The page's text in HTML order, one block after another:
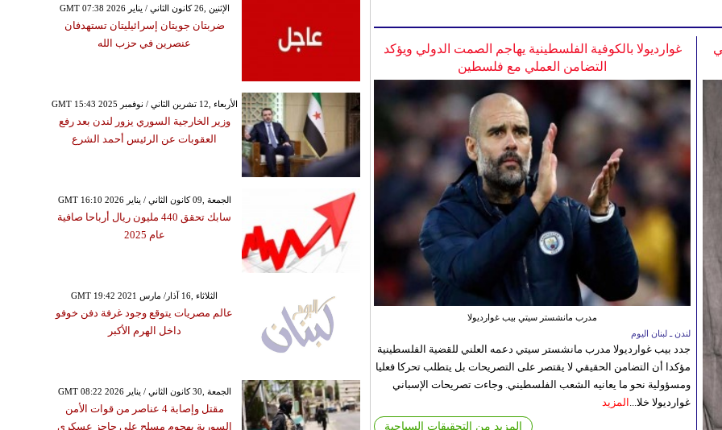
غوارديولا بالكوفية الفلسطينية يهاجم الصمت الدولي ويؤكد
التضامن العملي مع فلسطين
مدرب مانشستر سيتي بيب غوارديولا
لندن ـ لبنان اليوم
جدد بيب غوارديولا مدرب مانشستر سيتي دعمه العلني للقضية الفلسطينية
مؤكدا أن التضامن الحقيقي لا يقتصر على التصريحات بل يتطلب تحركا فعليا
ومسؤولية نحو ما يعانيه الشعب الفلسطيني. وجاءت تصريحات الإسباني
غوارديولا خلا... المزيد
المزيد من التحقيقات السياحية
GMT 07:38 2026 الإثنين ,26 كانون الثاني / يناير
ضربتان جويتان إسرائيليتان تستهدفان
عنصرين في حزب الله
GMT 15:43 2025 الأربعاء ,12 تشرين الثاني / نوفمبر
وزير الخارجية السوري يزور لندن بعد رفع
العقوبات عن الرئيس أحمد الشرع
GMT 16:10 2026 الجمعة ,09 كانون الثاني / يناير
سابك تحقق 440 مليون ريال أرباحا صافية
عام 2025
GMT 19:42 2021 الثلاثاء ,16 آذار/ مارس
عالم مصريات يتوقع وجود غرفة دفن خوفو
داخل الهرم الأكبر
GMT 08:22 2026 الجمعة ,30 كانون الثاني / يناير
مقتل وإصابة 4 عناصر من قوات الأمن
السورية بهجوم مسلح على حاجز عسكري